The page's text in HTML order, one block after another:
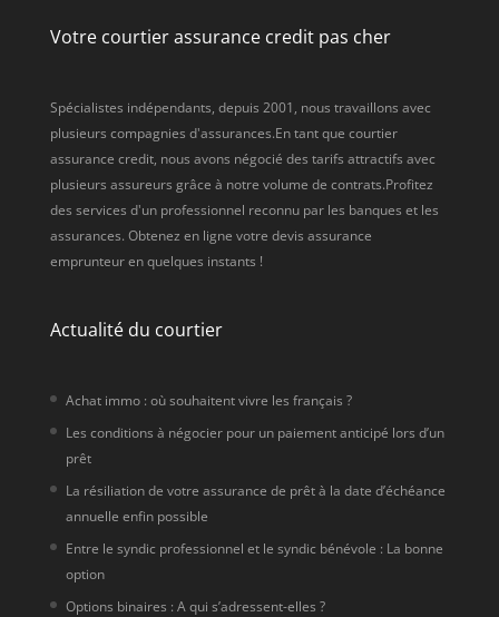
Votre courtier assurance credit pas cher
Spécialistes indépendants, depuis 2001, nous travaillons avec
plusieurs compagnies d'assurances.En tant que courtier
assurance credit, nous avons négocié des tarifs attractifs avec
plusieurs assureurs grâce à notre volume de contrats.Profitez
des services d'un professionnel reconnu par les banques et les
assurances. Obtenez en ligne votre devis assurance
emprunteur en quelques instants !
Actualité du courtier
Achat immo : où souhaitent vivre les français ?
Les conditions à négocier pour un paiement anticipé lors d’un
prêt
La résiliation de votre assurance de prêt à la date d’échéance
annuelle enfin possible
Entre le syndic professionnel et le syndic bénévole : La bonne
option
Options binaires : A qui s’adressent-elles ?